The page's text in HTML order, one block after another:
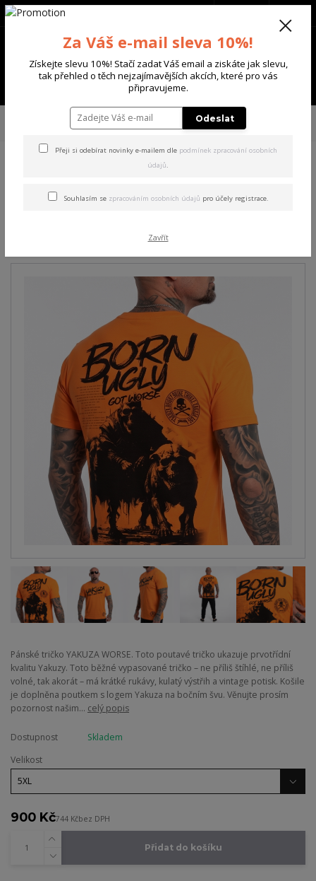
Menu
+420 702 136 620
TRIKA & TÍLKA
Yakuza pánské tričko Worse Regular T-
Shirt orange/popsicle 5XL
Regular T-Shirt
Pánské tričko YAKUZA WORSE. Toto poutavé tričko ukazuje prvotřídní
kvalitu Yakuzy. Toto běžné vypasované tričko – ne příliš štíhlé, ne příliš
volné, tak akorát – má krátké rukávy, kulatý výstřih a vintage potisk. Košile
je doplněna poutkem s logem Yakuza na bočním švu. Věnujte prosím
pozornost našim... celý popis
Dostupnost
Skladem
Velikost
900 Kč744 Kčbez DPH
Přidat do košíku
Za Váš e-mail sleva 10%!
Získejte slevu 10%! Stačí zadat Váš email a ziskáte jak slevu,
tak přehled o těch nejzajímavějších akcích, které pro vás
připravujeme.
Odeslat
Přeji si odebírat novinky e-mailem dle podmínek zpracování osobních
údajů.
Souhlasím se zpracováním osobních údajů pro účely registrace.
Zavřít